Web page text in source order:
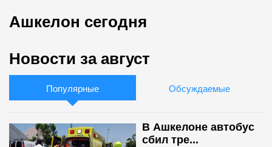
Ашкелон сегодня
Новости за август
Популярные Обсуждаемые
В Ашкелоне автобус
сбил тре...